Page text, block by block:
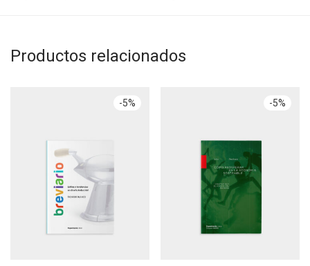
Productos relacionados
-5% -5%